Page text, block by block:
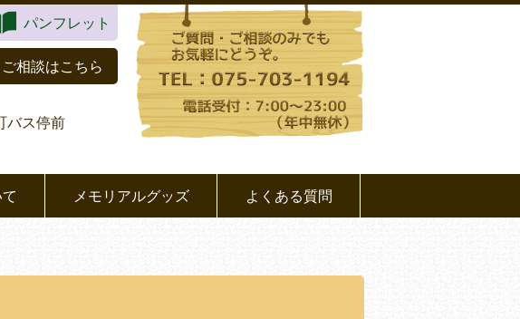
パンフレット
相談はこちら
バス停前
メモリアルグッズ よくある質問